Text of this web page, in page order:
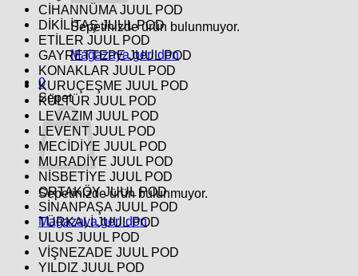
Sepetinizde ürün bulunmuyor.
Mağazaya geri dön
0
Sepet
Sepetinizde ürün bulunmuyor.
Mağazaya geri dön
CİHANNÜMA JUUL POD
DİKİLİTAŞ JUUL POD
ETİLER JUUL POD
GAYRETTEPE JUUL POD
KONAKLAR JUUL POD
KURUÇEŞME JUUL POD
KÜLTÜR JUUL POD
LEVAZIM JUUL POD
LEVENT JUUL POD
MECİDİYE JUUL POD
MURADİYE JUUL POD
NİSBETİYE JUUL POD
ORTAKÖY JUUL POD
SİNANPAŞA JUUL POD
TÜRKALİ JUUL POD
ULUS JUUL POD
VİŞNEZADE JUUL POD
YILDIZ JUUL POD